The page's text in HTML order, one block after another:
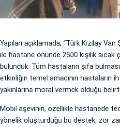
Yapılan açıklamada, “Türk Kızılay
ile hastane önünde 2500 kişilik sıcak
bulunduk. Tüm hastaların şifa
etkinliğin temel amacının hastaların
yakınlarına moral vermek olduğu
Mobil aşevinin, özellikle hastanede
yönelik oluşturduğu bu destek, zor